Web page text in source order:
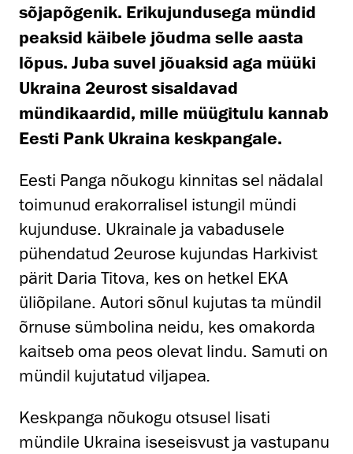
sõjapõgenik. Erikujundusega mündid
peaksid käibele jõudma selle aasta
lõpus. Juba suvel jõuaksid aga müüki
Ukraina 2eurost sisaldavad
mündikaardid, mille müügitulu kannab
Eesti Pank Ukraina keskpangale.
Eesti Panga nõukogu kinnitas sel nädalal
toimunud erakorralisel istungil mündi
kujunduse. Ukrainale ja vabadusele
pühendatud 2eurose kujundas Harkivist
pärit Daria Titova, kes on hetkel EKA
üliõpilane. Autori sõnul kujutas ta mündil
õrnuse sümbolina neidu, kes omakorda
kaitseb oma peos olevat lindu. Samuti on
mündil kujutatud viljapea.
Keskpanga nõukogu otsusel lisati
mündile Ukraina iseseisvust ja vastupanu